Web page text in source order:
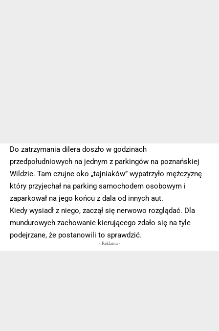
Do zatrzymania dilera doszło w godzinach
przedpołudniowych na jednym z parkingów na poznańskiej
Wildzie. Tam czujne oko „tajniaków” wypatrzyło mężczyznę
który przyjechał na parking samochodem osobowym i
zaparkował na jego końcu z dala od innych aut.
Kiedy wysiadł z niego, zaczął się nerwowo rozglądać. Dla
mundurowych zachowanie kierującego zdało się na tyle
podejrzane, że postanowili to sprawdzić.
- Reklama -